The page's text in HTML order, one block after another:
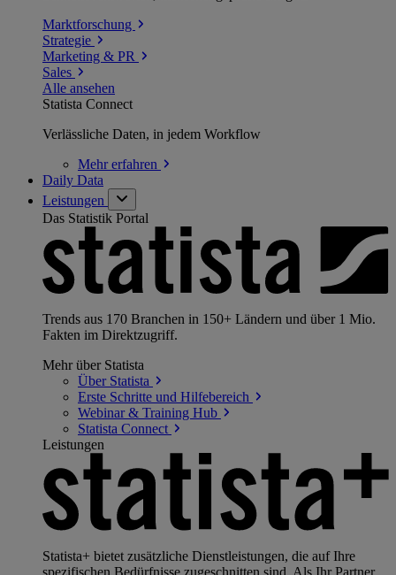
Marktforschung
Strategie
Marketing & PR
Sales
Alle ansehen
Statista Connect
Verlässliche Daten, in jedem Workflow
Mehrerfahren
Daily Data
Leistungen
Das Statistik Portal
Trends aus 170 Branchen in 150+ Ländern und über 1 Mio.
Fakten im Direktzugriff.
Mehr über Statista
Über Statista
Erste Schritte und Hilfebereich
Webinar & Training Hub
Statista Connect
Leistungen
Statista+ bietet zusätzliche Dienstleistungen, die auf Ihre
spezifischen Bedürfnisse zugeschnitten sind. Als Ihr Partner